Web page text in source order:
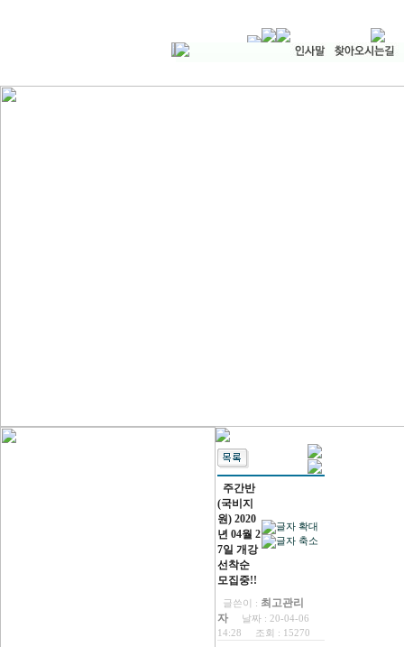
주간반
(국비지
원) 2020
년 04월 2
7일 개강
선착순
모집중!!
글쓴이 : 최고관리
자
날짜 : 20-04-06
14:28
조회 : 15270